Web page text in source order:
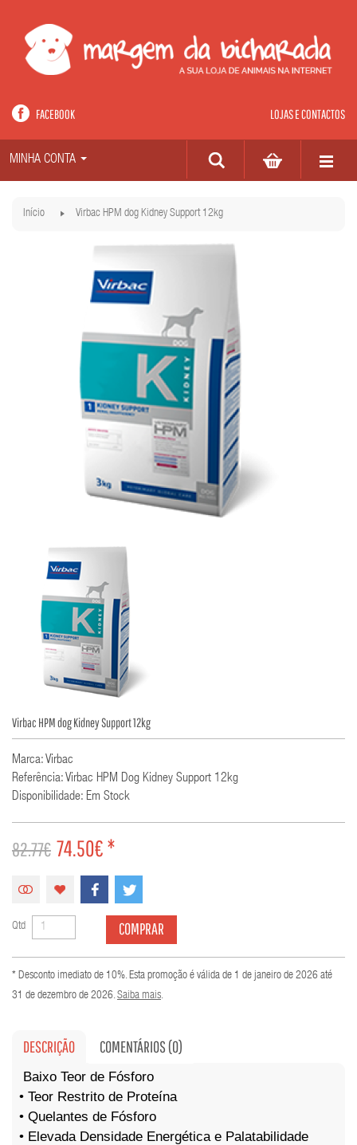
LOJAS E CONTACTOS
FACEBOOK
MINHA CONTA
Início Virbac HPM dog Kidney Support 12kg
Virbac HPM dog Kidney Support 12kg
Marca: Virbac
Referência: Virbac HPM Dog Kidney Support 12kg
Disponibilidade: Em Stock
82.77€ 74.50€ *
Qtd COMPRAR
* Desconto imediato de 10%. Esta promoção é válida de 1 de janeiro de 2026 até
31 de dezembro de 2026.Saiba mais.
DESCRIÇÃO COMENTÁRIOS (0)
Baixo Teor de Fósforo
• Teor Restrito de Proteína
• Quelantes de Fósforo
• Elevada Densidade Energética e Palatabilidade